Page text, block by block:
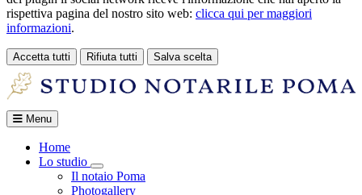
rispettiva pagina del nostro sito web: clicca qui per maggiori
informazioni.
Accetta tutti Rifiuta tutti Salva scelta
Loading...
Menu
Home
Lo studio
Toggle Dropdown
Il notaio Poma
Photogallery